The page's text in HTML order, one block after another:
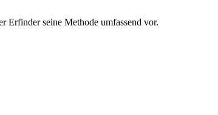
Erfinder seine Methode umfassend vor.